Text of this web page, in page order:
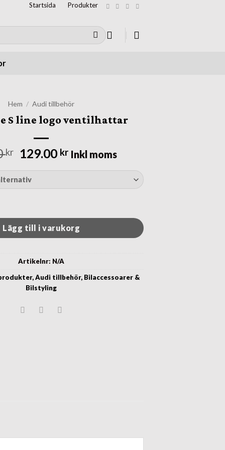
Startsida Produkter
Hem / Audi tillbehör
S line logo ventilhattar
kr
Det
priset
var:
129.00 krDet
är:
Inkl moms
Lägg till i varukorg
Artikelnr: N/A
,Audi tillbehör, Bilaccessoarer &
Bilstyling